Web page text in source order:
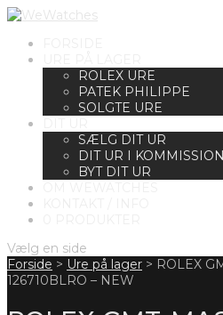
ROLEX URE
PATEK PHILIPPE
SOLGTE URE
SÆLG DIT UR
DIT UR I KOMMISSION
BYT DIT UR
Vælg en side
Forside > Ure på lager > ROLEX
126710BLRO – NEW